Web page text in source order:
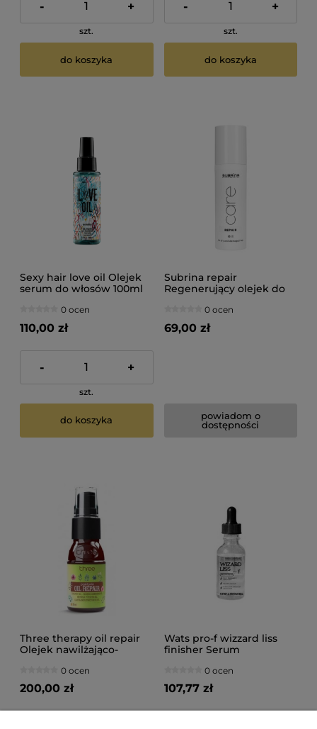
- +
szt.
do koszyka
- +
szt.
do koszyka
Sexy hair love oil Olejek
serum do włosów 100ml
0 ocen
110,00 zł
- +
szt.
do koszyka
Subrina repair
Regenerujący olejek do
0 ocen
69,00 zł
powiadom o
dostępności
Three therapy oil repair
Olejek nawilżająco-
włosów 30ml
0 ocen
200,00 zł
Wats pro-f wizzard liss
finisher Serum
0 ocen
107,77 zł